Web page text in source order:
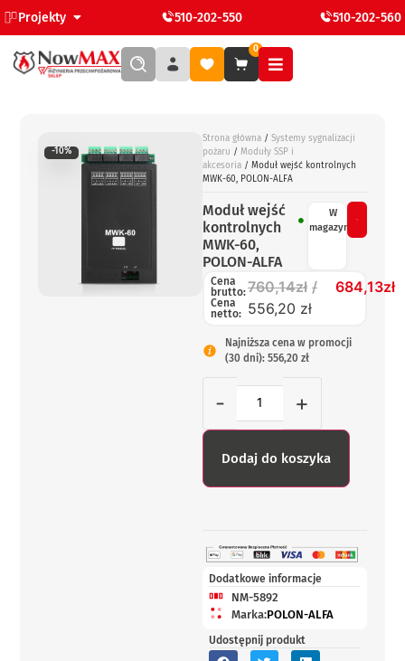
Projekty 510-202-550 510-202-560
0
-10%
Strona główna / Systemy sygnalizacji
pożaru / Moduły SSP i
akcesoria / Moduł wejść kontrolnych
MWK-60, POLON-ALFA
Moduł wejść
kontrolnych
MWK-60,
POLON-ALFA
W
magazynie
Cena
brutto:760,14zł 684,13zł
Cena
netto: 556,20 zł
Najniższa cena w promocji
(30 dni): 556,20 zł
- +
Dodaj do koszyka
Dodatkowe informacje
NM-5892
Marka:POLON-ALFA
Udostępnij produkt